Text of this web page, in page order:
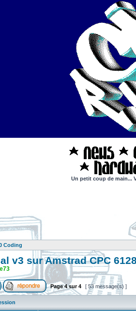
Un petit coup de main...
Coding
v3 sur Amstrad CPC
Page4sur4 [ 53 message(s) ]